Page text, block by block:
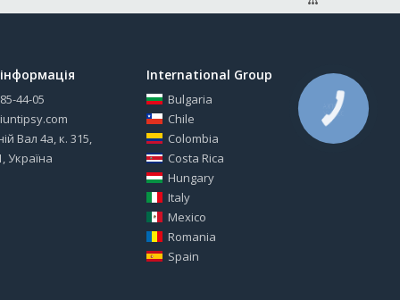
44-05
Вал 4а, к. 315,
Україна
International Group
Bulgaria
Chile
Colombia
Costa Rica
Hungary
Italy
Mexico
Romania
Spain
КНОПКА
ЗВ'ЯЗКУ